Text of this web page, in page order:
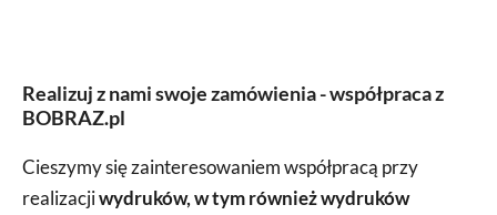
Realizuj z nami swoje zamówienia - współpraca z
BOBRAZ.pl
Cieszymy się zainteresowaniem współpracą przy
realizacjiwydruków, w tym również wydruków